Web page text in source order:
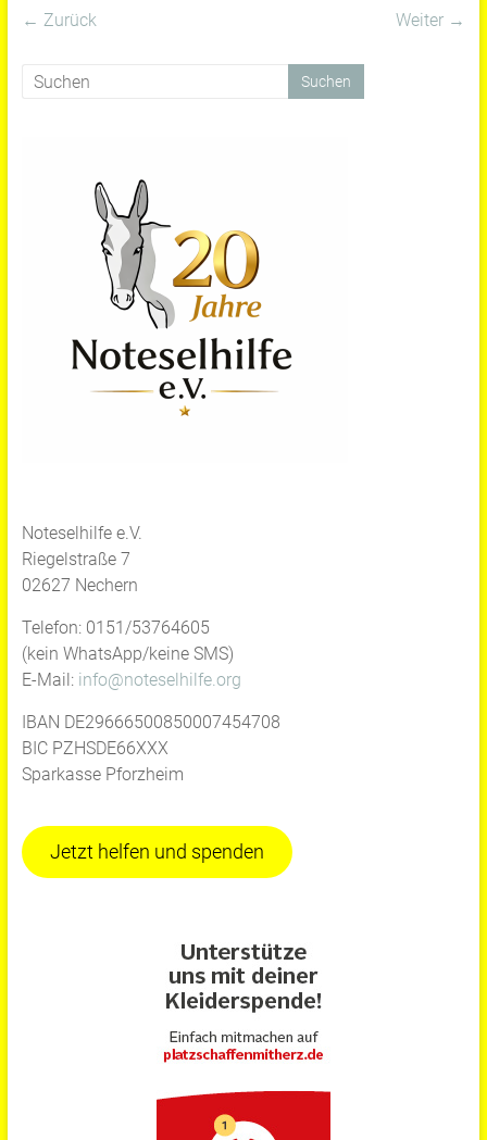
← Zurück
Weiter →
Noteselhilfe e.V.
Riegelstraße 7
02627 Nechern
Telefon: 0151/53764605
(kein WhatsApp/keine SMS)
E-Mail: info@noteselhilfe.org
IBAN DE29666500850007454708
BIC PZHSDE66XXX
Sparkasse Pforzheim
Jetzt helfen und spenden